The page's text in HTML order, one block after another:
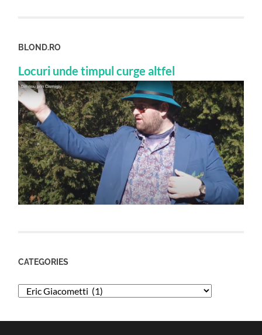
BLOND.RO
Locuri unde timpul curge altfel
CATEGORIES
Categories